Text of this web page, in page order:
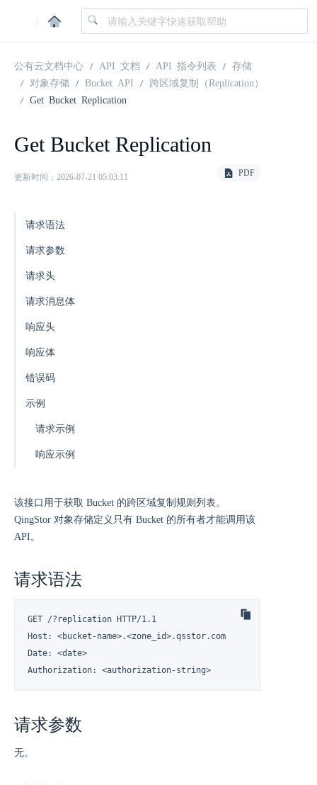
|
公有云文档中心 API 文档 API 指令列表
存储
对象存储
Bucket API
跨区域复制（Replication）
Get Bucket Replication
Get Bucket Replication
更新时间：2026-07-21 05:03:11 PDF
请求语法
请求参数
请求头
请求消息体
响应头
响应体
错误码
示例
请求示例
响应示例
该接口用于获取 Bucket 的跨区域复制规则列表。
QingStor 对象存储定义只有 Bucket 的所有者才能调用该
API。
请求语法
GET /?replication HTTP/1.1
Host: <bucket-name>.<zone_id>.qsstor.com
Date: <date>
Authorization: <authorization-string>
请求参数
无。